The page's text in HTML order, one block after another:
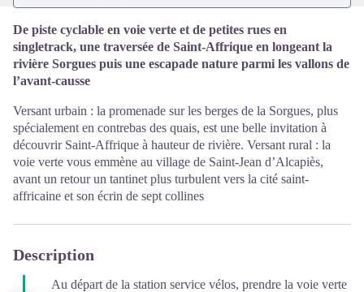
De piste cyclable en voie verte et de petites rues en
singletrack, une traversée de Saint-Affrique en longeant la
rivière Sorgues puis une escapade nature parmi les vallons de
l’avant-causse
Versant urbain : la promenade sur les berges de la Sorgues, plus
spécialement en contrebas des quais, est une belle invitation à
découvrir Saint-Affrique à hauteur de rivière. Versant rural : la
voie verte vous emmène au village de Saint-Jean d’Alcapiès,
avant un retour un tantinet plus turbulent vers la cité saint-
affricaine et son écrin de sept collines
Description
Au départ de la station service vélos, prendre la voie verte